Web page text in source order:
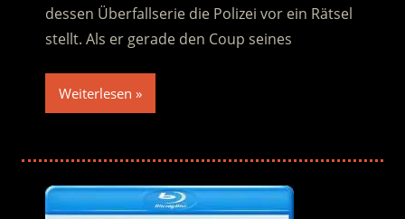
dessen Überfallserie die Polizei vor ein Rätsel
stellt. Als er gerade den Coup seines
Weiterlesen